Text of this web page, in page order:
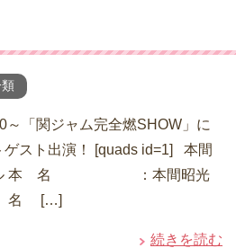
～「関ジャム完全燃SHOW」に
ゲスト出演！ [quads id=1] 本間
ール 本 名 ：本間昭光
名 […]
続きを読む